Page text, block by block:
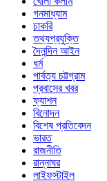
গনমাধ্যাম
চাকরি
তথ্যপ্রযুক্তি
দৈনন্দিন আইন
ধর্ম
পার্বত্য চট্টগ্রাম
প্রবাসের খবর
ফ্যাশন
বিনোদন
বিশেষ প্রতিবেদন
ভারত
রাজনীতি
রান্নাঘর
লাইফস্টাইল